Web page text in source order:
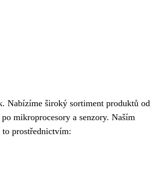
Nabízíme široký sortiment produktů od
mikroprocesory a senzory. Naším
prostřednictvím: